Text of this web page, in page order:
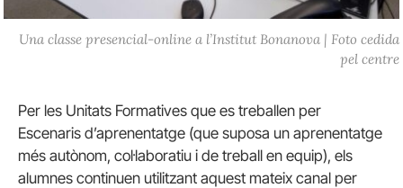
Una classe presencial-online a l’Institut Bonanova | Foto cedida
pel centre
Per les Unitats Formatives que es treballen per
Escenaris d’aprenentatge (que suposa un aprenentatge
més autònom, col·laboratiu i de treball en equip), els
alumnes continuen utilitzant aquest mateix canal per